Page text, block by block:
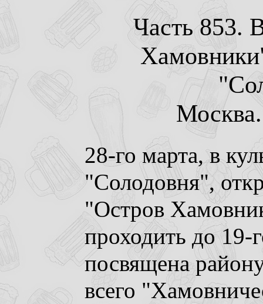
Часть 853.
28-го марта, в
"Солодовня",
"Остров
проходить до 19-
посвящена
всего